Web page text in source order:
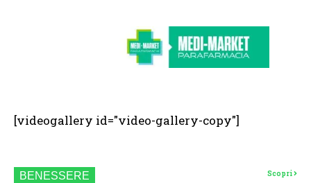
[videogallery id="video-gallery-copy"]
BENESSERE Scopri